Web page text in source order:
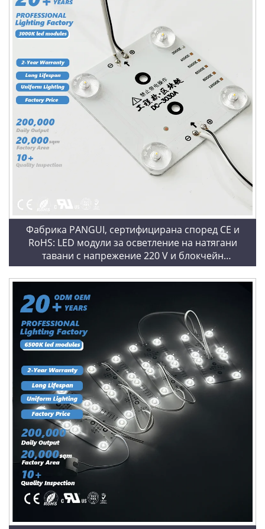
Фабрика PANGUI, сертифицирана според CE и
RoHS: LED модули за осветление на натягани
тавани с напрежение 220 V и блокчейн
технология, топло бяло (3000 K)